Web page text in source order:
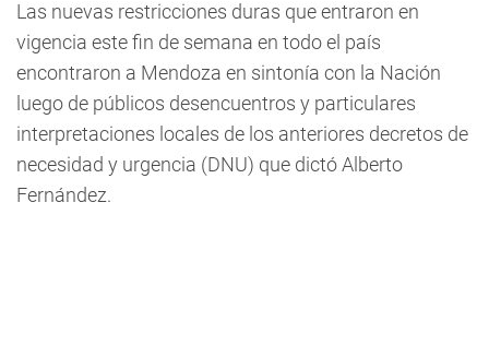
Las nuevas restricciones duras que entraron en
vigencia este fin de semana en todo el país
encontraron a Mendoza en sintonía con la Nación
luego de públicos desencuentros y particulares
interpretaciones locales de los anteriores decretos de
necesidad y urgencia (DNU) que dictó Alberto
Fernández.